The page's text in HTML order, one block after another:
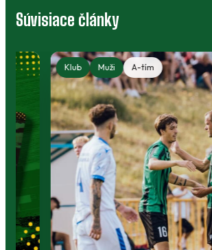
Súvisiace články
Klub Muži A-tím